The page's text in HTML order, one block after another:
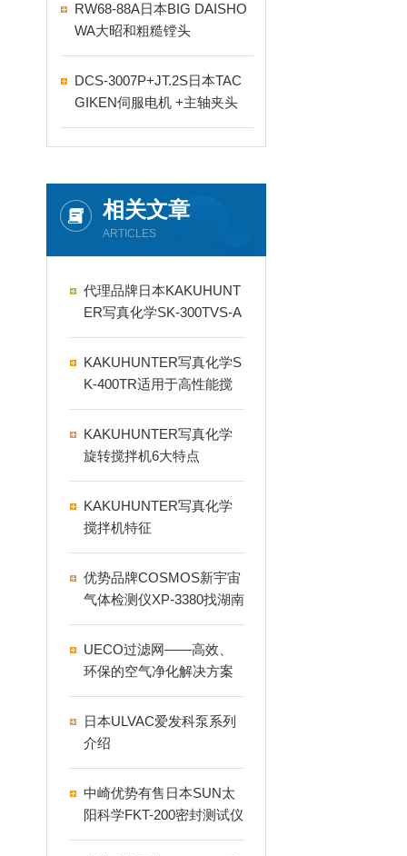
RW68-88A日本BIG DAISHO
WA大昭和粗糙镗头
DCS-3007P+JT.2S日本TAC
GIKEN伺服电机 +主轴夹头
相关文章
ARTICLES
代理品牌日本KAKUHUNT
ER写真化学SK-300TVS-A
搅拌脱泡机介绍
KAKUHUNTER写真化学S
K-400TR适用于高性能搅
拌和消泡
KAKUHUNTER写真化学
旋转搅拌机6大特点
KAKUHUNTER写真化学
搅拌机特征
优势品牌COSMOS新宇宙
气体检测仪XP-3380找湖南
中崎
UECO过滤网——高效、
环保的空气净化解决方案
日本ULVAC爱发科泵系列
介绍
中崎优势有售日本SUN太
阳科学FKT-200密封测试仪